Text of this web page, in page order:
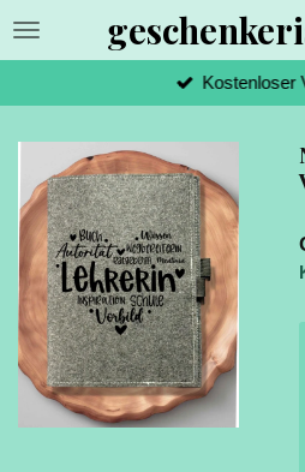
Zum
Kostenloser